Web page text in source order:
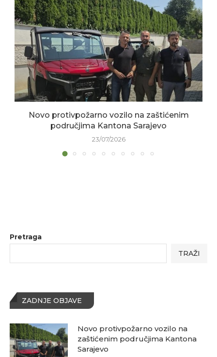
Novo protivpožarno vozilo na zaštićenim
područjima Kantona Sarajevo
23/07/2026
Pretraga
TRAŽI
ZADNJE OBJAVE
Novo protivpožarno vozilo na
zaštićenim područjima Kantona
Sarajevo